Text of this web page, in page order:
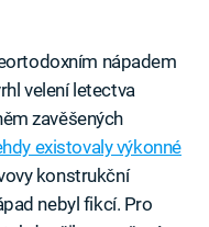
nápadem
velení letectva
zavěšených
existovaly výkonné
konstrukční
nebyl fikcí. Pro